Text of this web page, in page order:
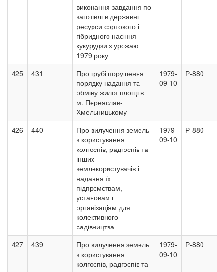
виконання завдання по
заготівлі в державні
ресурси сортового і
гібридного насіння
кукурудзи з урожаю
1979 року
425 431
Про грубі порушення
порядку надання та
обміну жилої площі в
м. Переяслав-
Хмельницькому
1979-
09-10
Р-880
426 440
Про вилучення земель
з користування
колгоспів, радгоспів та
інших
землекористувачів і
надання їх
підпрємствам,
установам і
організаціям для
колективного
садівництва
1979-
09-10
Р-880
427 439
Про вилучення земель
з користування
колгоспів, радгоспів та
1979-
09-10
Р-880